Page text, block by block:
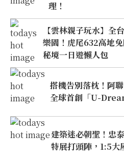
理！
【雲林親子玩水】全
樂園！虎尾632高地
秘境一日遊懶人包
搭機告別落枕！阿
全球首創「U-
建築迷必朝聖！忠
特展打頭陣，1:5大